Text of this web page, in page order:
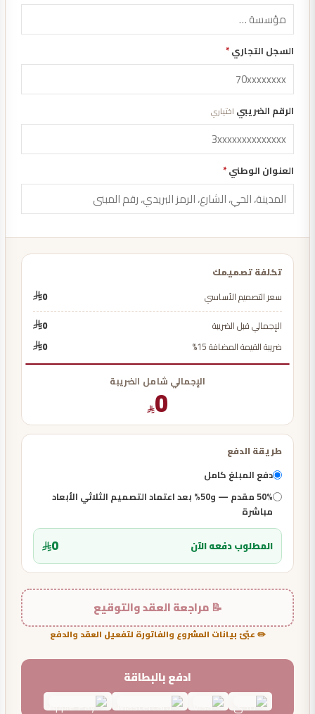
السجل التجاري*
الرقم الضريبي اختياري
العنوان الوطني*
تكلفة تصميمك
سعر التصميم الأساسي
0
الإجمالي قبل الضريبة
0
ضريبة القيمة المضافة 15%
0
الإجمالي شامل الضريبة
0
طريقة الدفع
دفع المبلغ كامل
50% مقدم — و50% بعد اعتماد التصميم الثلاثي الأبعاد
مباشرة
المطلوب دفعه الآن 0
📝 مراجعة العقد والتوقيع
✏️ عبّئ بيانات المشروع والفاتورة لتفعيل العقد والدفع
ادفع بالبطاقة